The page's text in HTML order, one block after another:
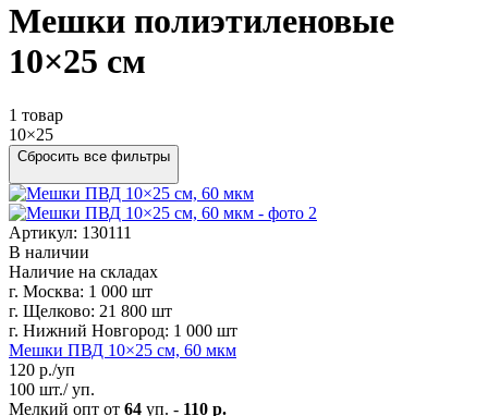
Мешки полиэтиленовые
10×25 см
1 товар
10×25
Сбросить все фильтры
Артикул: 130111
В наличии
Наличие на складах
г. Москва: 1 000 шт
г. Щелково: 21 800 шт
г. Нижний Новгород: 1 000 шт
Мешки ПВД 10×25 см, 60 мкм
120 р./уп
100 шт./ уп.
Мелкий опт от 64 уп. - 110 р.